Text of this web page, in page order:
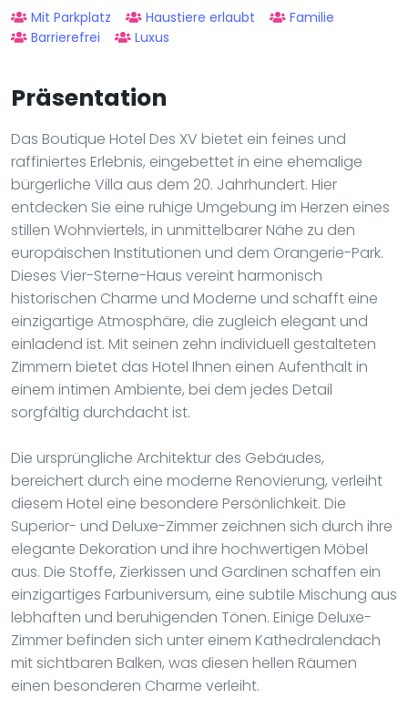
Mit Parkplatz Haustiere erlaubt
Familie
Barrierefrei
Luxus
Präsentation
Das Boutique Hotel Des XV bietet ein feines und
raffiniertes Erlebnis, eingebettet in eine ehemalige
bürgerliche Villa aus dem 20. Jahrhundert. Hier
entdecken Sie eine ruhige Umgebung im Herzen eines
stillen Wohnviertels, in unmittelbarer Nähe zu den
europäischen Institutionen und dem Orangerie-Park.
Dieses Vier-Sterne-Haus vereint harmonisch
historischen Charme und Moderne und schafft eine
einzigartige Atmosphäre, die zugleich elegant und
einladend ist. Mit seinen zehn individuell gestalteten
Zimmern bietet das Hotel Ihnen einen Aufenthalt in
einem intimen Ambiente, bei dem jedes Detail
sorgfältig durchdacht ist.
Die ursprüngliche Architektur des Gebäudes,
bereichert durch eine moderne Renovierung, verleiht
diesem Hotel eine besondere Persönlichkeit. Die
Superior- und Deluxe-Zimmer zeichnen sich durch ihre
elegante Dekoration und ihre hochwertigen Möbel
aus. Die Stoffe, Zierkissen und Gardinen schaffen ein
einzigartiges Farbuniversum, eine subtile Mischung aus
lebhaften und beruhigenden Tönen. Einige Deluxe-
Zimmer befinden sich unter einem Kathedralendach
mit sichtbaren Balken, was diesen hellen Räumen
einen besonderen Charme verleiht.